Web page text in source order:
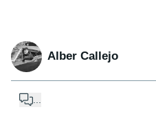
Alber Callejo